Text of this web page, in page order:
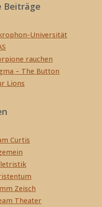
Beiträge
Universität
rauchen
– The Button
Lions
Curtis
Zeisch
Theater